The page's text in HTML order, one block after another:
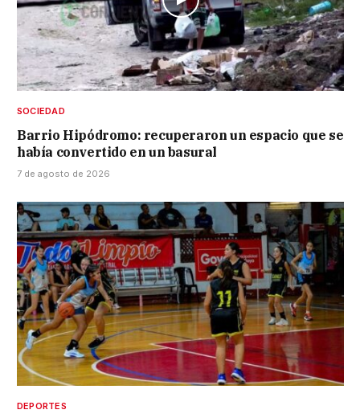
SOCIEDAD
Barrio Hipódromo: recuperaron un espacio que se
había convertido en un basural
7 de agosto de 2026
DEPORTES